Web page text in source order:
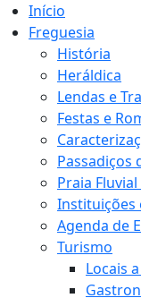
Início
Freguesia
História
Heráldica
Lendas e
Festas e
Passadiços
Praia
Instituições
Agenda de
Turismo
Locais